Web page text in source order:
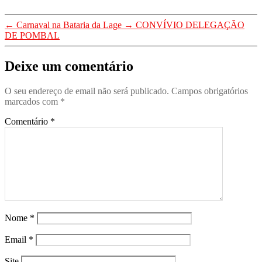
Artigos 2024,
1_Destaques,
Artigos 2022
Artigos em Destaque
(0)
Artigos 2022,
(0)
comandos
-Efemerides
Artigos 2024,
Artigos em Destaque
, Direcção Nacional
, Notícias
← Carnaval na Bataria da Lage → CONVÍVIO DELEGAÇÃO
DE POMBAL
Deixe um comentário
O seu endereço de email não será publicado. Campos obrigatórios
marcados com *
Comentário *
Nome *
Email *